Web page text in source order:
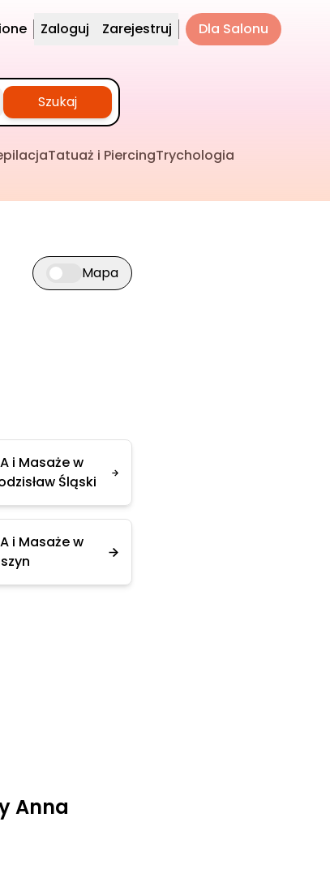
Zaloguj Zarejestruj Dla Salonu
Szukaj
Tatuaż i PiercingTrychologia
Przełącz widok mapy
Mapa
i Masaże w
Śląski
i Masaże w
Anna